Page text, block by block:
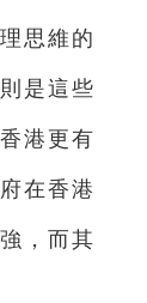
思維的
是這些
港更有
在香港
，而其